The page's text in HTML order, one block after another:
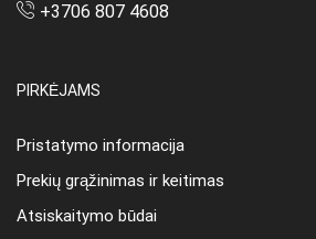
+3706 807 4608
PIRKĖJAMS
Pristatymo informacija
Prekių grąžinimas ir keitimas
Atsiskaitymo būdai